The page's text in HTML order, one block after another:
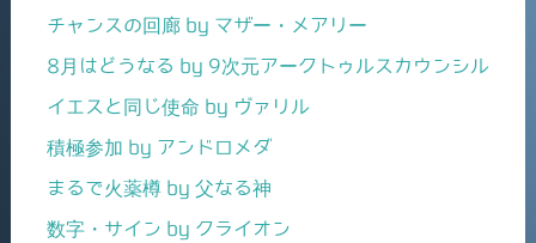
チャンスの回廊 by マザー・メアリー
8月はどうなる by 9次元アークトゥルスカウンシル
イエスと同じ使命 by ヴァリル
積極参加 by アンドロメダ
まるで火薬樽 by 父なる神
数字・サイン by クライオン